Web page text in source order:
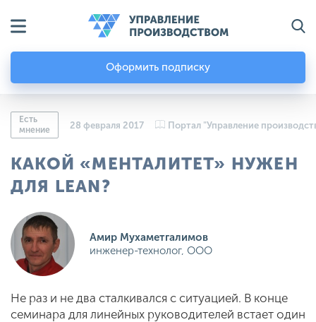
Оформить подписку
Есть
мнение
28 февраля 2017 Портал "Управление
КАКОЙ «МЕНТАЛИТЕТ» НУЖЕН
ДЛЯ LEAN?
Амир Мухаметгалимов
инженер-технолог, ООО
Не раз и не два сталкивался с ситуацией. В конце
семинара для линейных руководителей встает один